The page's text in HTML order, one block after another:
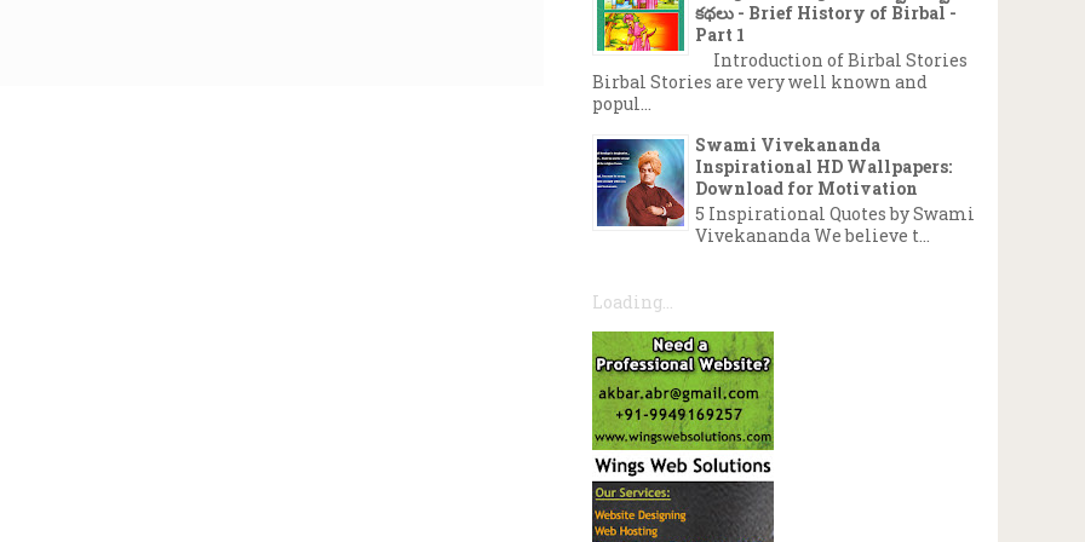
కథలు - Brief History of Birbal -
Part 1
Introduction of Birbal Stories
Birbal Stories are very well known and
popul...
Swami Vivekananda
Inspirational HD Wallpapers:
Download for Motivation
5 Inspirational Quotes by Swami
Vivekananda We believe t...
Loading...